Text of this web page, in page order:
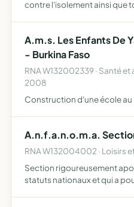
contre l'isolement ainsi que
A.m.s. Les Enfants De
- Burkina Faso
RNA W132002339 · Santé
2008
Construction d'une école au
A.n.f.a.n.o.m.a.
RNA W132004002 · Loisirs
Section rigoureusement
statuts nationaux et qui a